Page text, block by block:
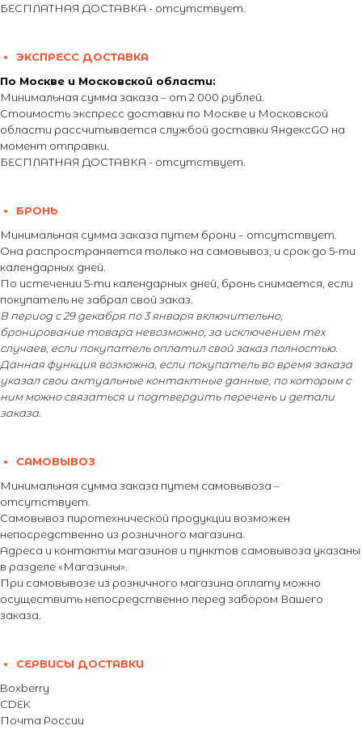
БЕСПЛАТНАЯ ДОСТАВКА - отсутствует.
ЭКСПРЕСС ДОСТАВКА
По Москве и Московской области:
Минимальная сумма заказа – от 2 000 рублей.
Стоимость экспресс доставки по Москве и Московской
области рассчитывается службой доставки ЯндексGO на
момент отправки.
БЕСПЛАТНАЯ ДОСТАВКА - отсутствует.
БРОНЬ
Минимальная сумма заказа путем брони – отсутствует.
Она распространяется только на самовывоз, и срок до 5-ти
календарных дней.
По истечении 5-ти календарных дней, бронь снимается, если
покупатель не забрал свой заказ.
В период с 29 декабря по 3 января включительно,
бронирование товара невозможно, за исключением тех
случаев, если покупатель оплатил свой заказ полностью.
Данная функция возможна, если покупатель во время заказа
указал свои актуальные контактные данные, по которым с
ним можно связаться и подтвердить перечень и детали
заказа.
САМОВЫВОЗ
Минимальная сумма заказа путем самовывоза –
отсутствует.
Самовывоз пиротехнической продукции возможен
непосредственно из розничного магазина.
Адреса и контакты магазинов и пунктов самовывоза указаны
в разделе «Магазины».
При самовывозе из розничного магазина оплату можно
осуществить непосредственно перед забором Вашего
заказа.
СЕРВИСЫ ДОСТАВКИ
Boxberry
CDEK
Почта России